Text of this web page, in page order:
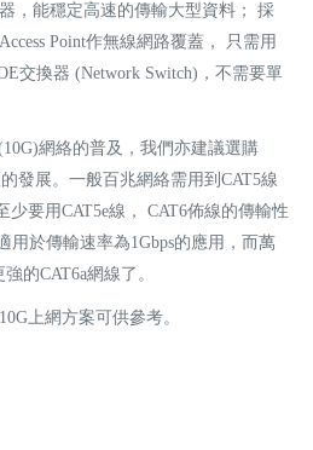
，能穩定高速的傳輸大型資料； 採
Point作無線網路覆蓋， 只需用
交換器 (Network Switch)，不需要單
網絡的普及，我們亦建議選購
發展。一般百兆網絡需用到CAT5線
少要用CAT5e線， CAT6佈線的傳輸性
用於傳輸速率為1Gbps的應用，而萬
的CAT6a網線了。
上網方案可供參考。